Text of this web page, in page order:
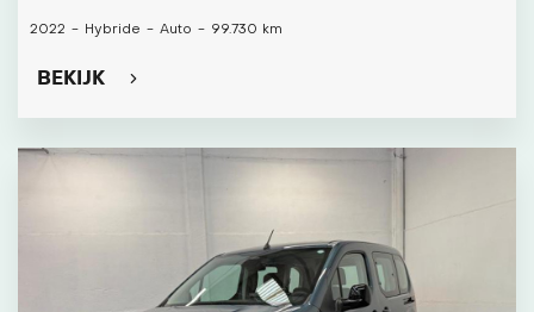
2022 - Hybride - Auto - 99.730 km
BEKIJK